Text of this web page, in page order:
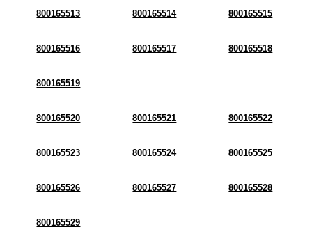
800165513 800165514 800165515
800165516 800165517 800165518
800165519
800165520 800165521 800165522
800165523 800165524 800165525
800165526 800165527 800165528
800165529